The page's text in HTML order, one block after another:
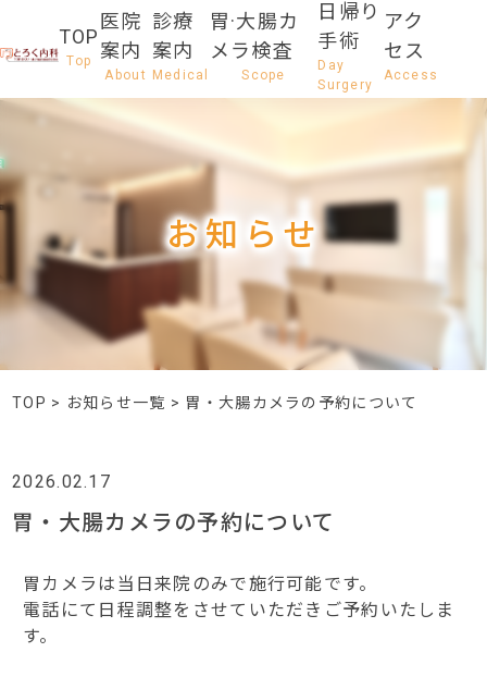
TOP
医院
案内
診療
案内
胃·大腸カ
メラ検査
日帰り
手術
アク
セス
お知らせ
TOP > お知らせ一覧 > 胃・大腸カメラの予約について
2026.02.17
胃・大腸カメラの予約について
胃カメラは当日来院のみで施行可能です。
電話にて日程調整をさせていただきご予約いたしま
す。